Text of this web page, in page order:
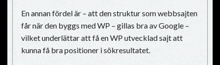
En annan fördel är – att den struktur som webbsajten
får när den byggs med WP – gillas bra av Google –
vilket underlättar att få en WP utvecklad sajt att
kunna få bra positioner i sökresultatet.